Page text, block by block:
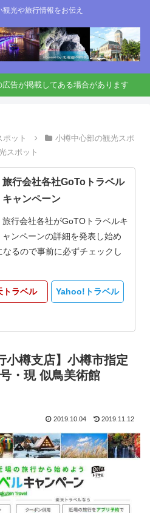
光や旅行情報をお伝え
広告が掲載してある場合があります
ポット
小樽中心部の観光スポ
スポット
旅行会社各社GoToトラベル
キャンペーン
旅行会社各社がGoTOトラベルキ
ャンペーンの詳細を発表し始め
るので事前に必ずチェックし
トラベル Yahoo!トラベル
小樽支店】小樽市指定
・現 似鳥美術館
2019.10.04 2019.11.12